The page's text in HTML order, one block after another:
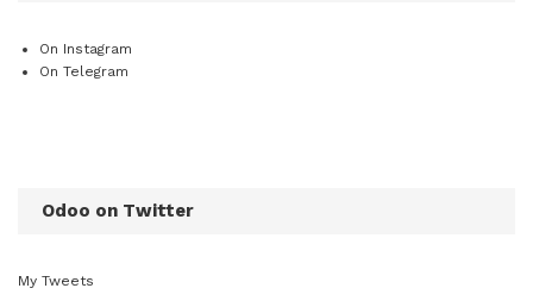
On Instagram
On Telegram
Odoo on Twitter
My Tweets